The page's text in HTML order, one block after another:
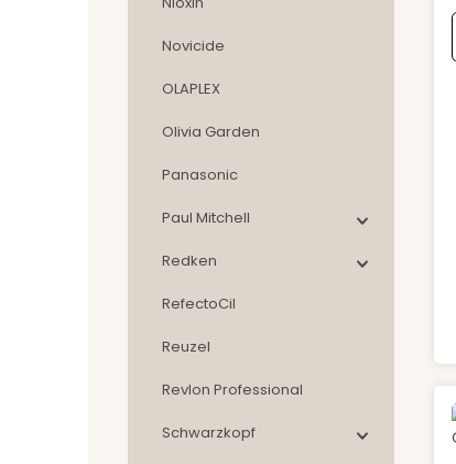
Novicide
OLAPLEX
Olivia Garden
Panasonic
Paul Mitchell
Redken
RefectoCil
Reuzel
Revlon Professional
Schwarzkopf